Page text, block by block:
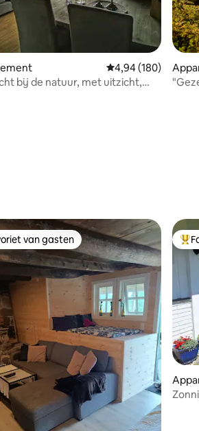
Gemiddelde
4,94 (180)
bij de natuur, met uitzicht,
van gasten
van gasten